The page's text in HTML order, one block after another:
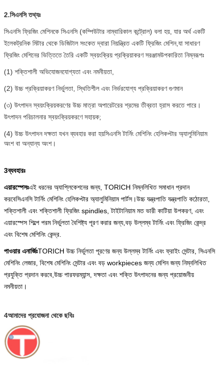
2.সিএনসি তথ্যঃ
সিএনসি ফ্রিজিং মেশিনকে সিএনসি (কম্পিউটার নাম্বারিকাল কন্ট্রোল) বলা হয়, যার অর্থ একটি
ইলেকট্রনিক মিটার থেকে ডিজিটাল সংকেত দ্বারা নিয়ন্ত্রিত একটি ফ্রিজিং মেশিন,যা সাধারণ
ফ্রিজিং মেশিনের ভিত্তিতে তৈরি একটি স্বয়ংক্রিয় প্রক্রিয়াকরণ সরঞ্জামউপকারিতা নিম্নরূপঃ
(1) শক্তিশালী অভিযোজনযোগ্যতা এবং নমনীয়তা,
(2) উচ্চ প্রক্রিয়াকরণ নির্ভুলতা, স্থিতিশীল এবং নির্ভরযোগ্য প্রক্রিয়াকরণ গুণমান
(৩) উৎপাদন স্বয়ংক্রিয়করণের উচ্চ মাত্রা অপারেটরের শ্রমের তীব্রতা হ্রাস করতে পারে।
উৎপাদন পরিচালনার স্বয়ংক্রিয়করণে সহায়ক;
(4) উচ্চ উৎপাদন দক্ষতা যখন ব্যবহার করা হয়সিএনসি টার্নিং মেশিনিং হেলিকপ্টার অ্যালুমিনিয়াম
অংশ বা অন্যান্য অংশ।
3ব্যবহারঃ
এয়ারস্পেসঃএই ধরনের অ্যাপ্লিকেশনের জন্য, TORICH নিম্নলিখিত সমাধান প্রদান
করবেসিএনসি টার্নিং মেশিনিং হেলিকপ্টার অ্যালুমিনিয়াম পার্টস।উচ্চ যন্ত্রপাতি যন্ত্রপাতি কঠোরতা,
শক্তিশালী এবং শক্তিশালী ফ্রিজিং spindles, টাইটানিয়াম মত ভারী কাটিয়া উপকরণ, এবং
এয়ারস্পেস শিল্পে পরম নির্ভুলতা বৈশিষ্ট্য পূরণ করার জন্য,বড় উল্লম্ব টার্নিং এবং ফ্রিজিং কেন্দ্র
এবং বিশেষ মেশিনিং কেন্দ্র.
পাওয়ার এনার্জিঃTORICH উচ্চ নির্ভুলতা পূরণের জন্য উল্লম্ব টার্নিং এবং ফ্রাইং সেন্টার, সিএনসি
মেশিনিং লেজার, বিশেষ মেশিনিং সেন্টার এবং বড় workpieces জন্য মেশিন জন্য নিম্নলিখিত
প্রযুক্তি প্রদান করবে,উচ্চ পারফরম্যান্স, দক্ষতা এবং শক্তি উৎপাদনের জন্য প্রয়োজনীয়
নমনীয়তা।
4আমাদের প্রযোজনা থেকে ছবিঃ